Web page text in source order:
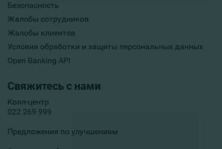
Безопасность
Жалобы сотрудников
Жалобы клиентов
Условия обработки и защиты персональных данных
Open Banking API
Свяжитесь с нами
Колл-центр
022 269 999
Предложения по улучшениям